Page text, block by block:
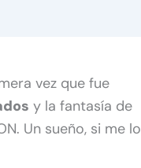
vez que fue
y la fantasía de
Un sueño, si me lo